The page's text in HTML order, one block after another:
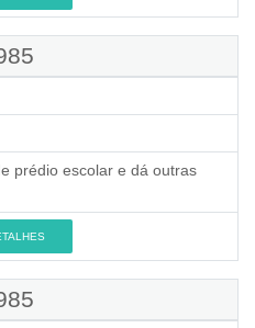
prédio escolar e dá outras